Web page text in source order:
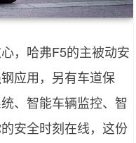
，哈弗F5的主被动安
应用，另有车道保
、智能车辆监控、智
安全时刻在线，这份